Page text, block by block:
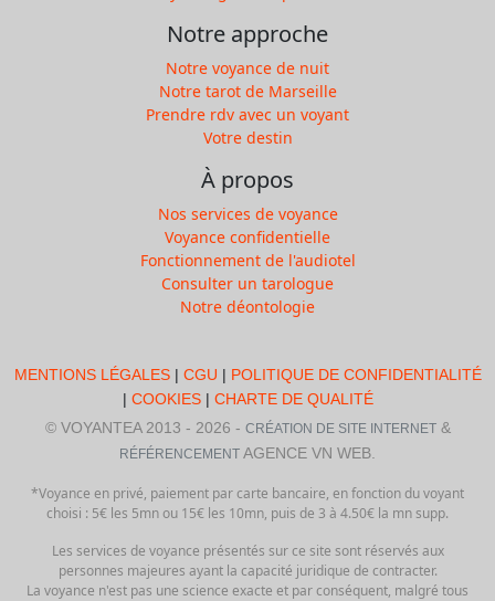
Notre approche
Notre voyance de nuit
Notre tarot de Marseille
Prendre rdv avec un voyant
Votre destin
À propos
Nos services de voyance
Voyance confidentielle
Fonctionnement de l'audiotel
Consulter un tarologue
Notre déontologie
MENTIONS LÉGALES | CGU | POLITIQUE DE CONFIDENTIALITÉ
| COOKIES| CHARTE DE QUALITÉ
© VOYANTEA 2013 - 2026 - CRÉATION DE SITE INTERNET&
RÉFÉRENCEMENT AGENCE VN WEB.
*Voyance en privé, paiement par carte bancaire, en fonction du voyant
choisi : 5€ les 5mn ou 15€ les 10mn, puis de 3 à 4.50€ la mn supp.
Les services de voyance présentés sur ce site sont réservés aux
personnes majeures ayant la capacité juridique de contracter.
La voyance n'est pas une science exacte et par conséquent, malgré tous